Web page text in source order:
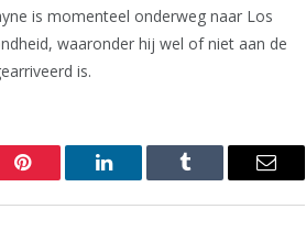
is momenteel onderweg naar Los
waaronder hij wel of niet aan de
is.
Pinterest LinkedIn Tumblr Email